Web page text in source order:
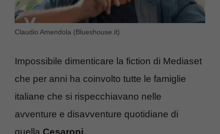
Claudio Amendola (Blueshouse.it)
Impossibile dimenticare la fiction di Mediaset
che per anni ha coinvolto tutte le famiglie
italiane che si rispecchiavano nelle
avventure e disavventure quotidiane di
quella Cesaroni.